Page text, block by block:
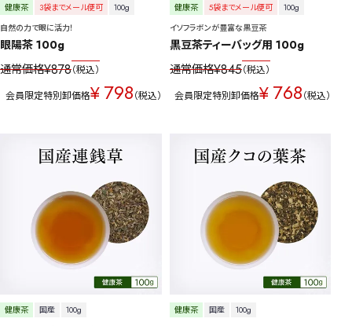
健康茶 3袋までメール便可
100g
自然の力で眼に活力！
眼陽茶 100g
通常価格¥878 税込
会員限定特別卸価格¥ 798 税込
健康茶 5袋までメール便可
100g
イソフラボンが豊富な黒豆茶
黒豆茶ティーバッグ用 100g
通常価格¥845 税込
会員限定特別卸価格¥768 税込
健康茶 国産
100g
健康茶 国産
100g